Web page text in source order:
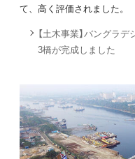
て、高く評価されました。
【土木事業】バングラ
3橋が完成しました